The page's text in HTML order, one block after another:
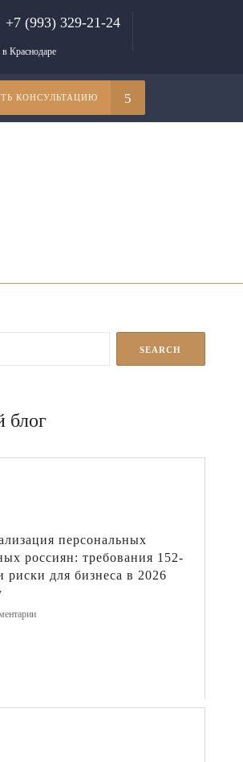
+7 (993) 329-21-24
Краснодаре
КОНСУЛЬТАЦИЮ
блог
персональных
россиян: требования 152-
риски для бизнеса в 2026